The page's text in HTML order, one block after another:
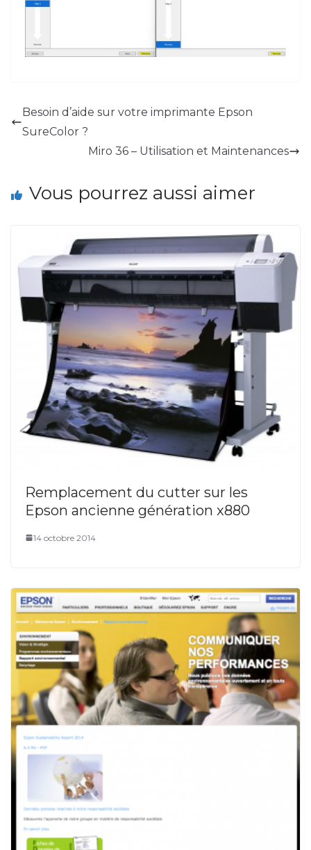
Besoin d’aide sur votre imprimante Epson
SureColor ?
Miro 36 – Utilisation et Maintenances
Vous pourrez aussi aimer
Remplacement du cutter sur les
Epson ancienne génération x880
14 octobre 2014